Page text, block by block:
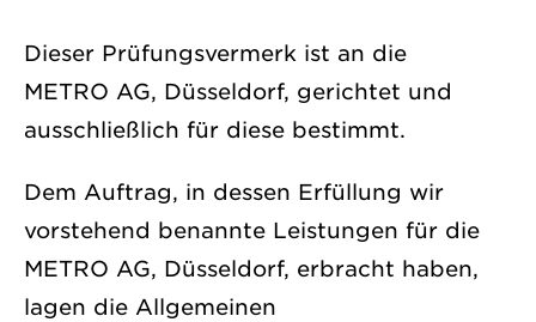
Dieser Prüfungsvermerk ist an die
METRO AG, Düsseldorf, gerichtet und
ausschließlich für diese bestimmt.
Dem Auftrag, in dessen Erfüllung wir
vorstehend benannte Leistungen für die
METRO AG, Düsseldorf, erbracht haben,
lagen die Allgemeinen